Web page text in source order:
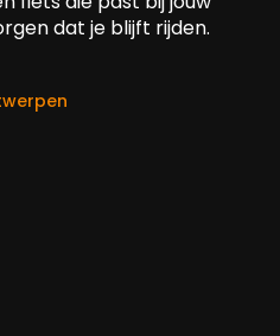
dat je blijft rijden.